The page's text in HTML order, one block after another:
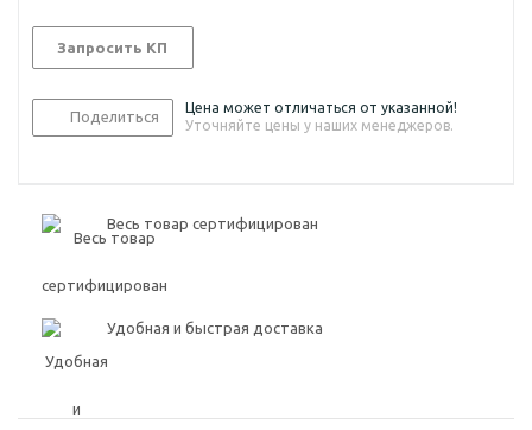
Запросить КП
Поделиться
Цена может отличаться от указанной!
Уточняйте цены у наших менеджеров.
Весь товар сертифицирован
Удобная и быстрая доставка